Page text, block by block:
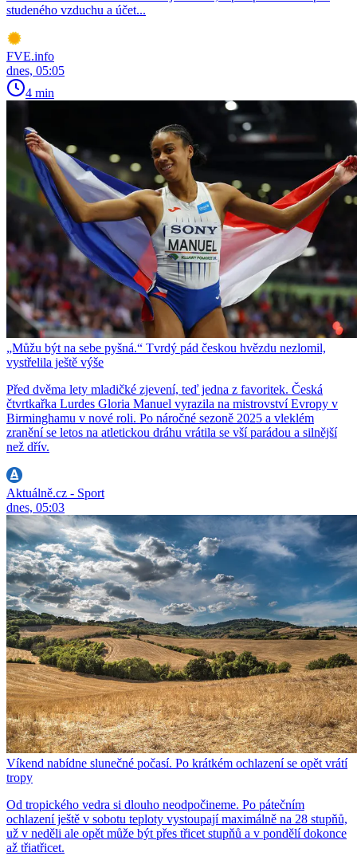
studeného vzduchu a účet...
FVE.info
dnes, 05:05
4 min
„Můžu být na sebe pyšná.“ Tvrdý pád českou hvězdu nezlomil,
vystřelila ještě výše
Před dvěma lety mladičké zjevení, teď jedna z favoritek. Česká
čtvrtkařka Lurdes Gloria Manuel vyrazila na mistrovství Evropy v
Birminghamu v nové roli. Po náročné sezoně 2025 a vleklém
zranění se letos na atletickou dráhu vrátila se vší parádou a silnější
než dřív.
Aktuálně.cz - Sport
dnes, 05:03
Víkend nabídne slunečné počasí. Po krátkém ochlazení se opět vrátí
tropy
Od tropického vedra si dlouho neodpočineme. Po pátečním
ochlazení ještě v sobotu teploty vystoupají maximálně na 28 stupňů,
už v neděli ale opět může být přes třicet stupňů a v pondělí dokonce
až třiatřicet.